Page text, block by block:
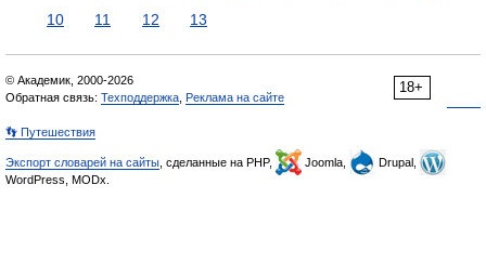
10
11 12 13
18+
© Академик, 2000-2026
Обратная связь: Техподдержка Реклама на сайте
👣 Путешествия
Экспорт словарей на сайты , сделанные на PHP, Joomla,
Drupal,
WordPress, MODx.